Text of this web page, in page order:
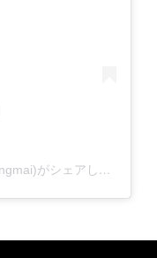
homemade textiles(@jibberish.chiangmai)がシェアした投稿